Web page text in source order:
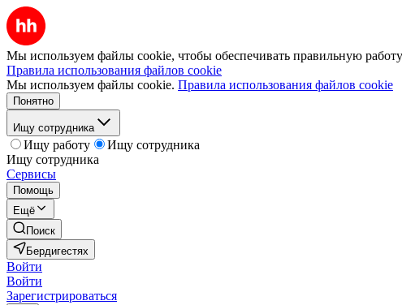
Мы используем файлы cookie, чтобы обеспечивать правильную
Правила использования файлов cookie
Мы используем файлы cookie. Правила использования файлов cookie
Понятно
Ищу сотрудника
Ищу работу
Ищу сотрудника
Ищу сотрудника
Сервисы
Помощь
Ещё
Поиск
Бердигестях
Войти
Войти
Зарегистрироваться